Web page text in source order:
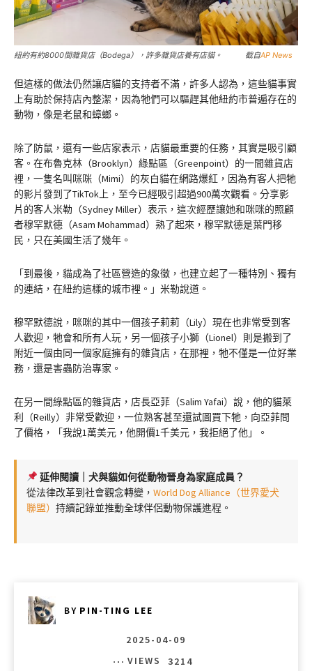
紐約有約8000間雜貨店（Bodega），許多雜貨店養有店貓。 截自AP News
但這樣的做法仍然讓店貓的支持者不滿，許多人認為，這些貓事實
上有助於保持店內整潔，因為牠們可以驅趕其他紐約市普遍存在的
動物，像是老鼠和蟑螂。
除了防鼠，還有一些店家表示，店貓最重要的任務，其實是吸引顧
客。在布魯克林（Brooklyn）綠點區（Greenpoint）的一間雜貨店
裡，一隻名叫咪咪（Mimi）的灰白貓在網路爆紅，因為有客人把牠
的影片發到了TikTok上，至今已經吸引超過900萬次觀看。分享影
片的客人米勒（Sydney Miller）表示，這次經歷讓她和咪咪的照顧
者穆罕默德（Asam Mohammad）熟了起來，穆罕默德是葉門移
民，只在美國生活了幾年。
「到最後，貓成為了社區營造的象徵，也建立起了一種特別、獨有
的連結，在紐約這樣的城市裡。」米勒說道。
穆罕默德說，咪咪的其中一個孩子莉莉（Lily）現在也非常受到客
人歡迎，牠會和所有人玩，另一個孩子小獅（Lionel）則是搬到了
附近一個由同一個家庭擁有的雜貨店，在那裡，牠不僅是一位好業
務，還是害蟲防治專家。
在另一間綠點區的雜貨店，店長亞菲（Salim Yafai）說，他的貓萊
利（Reilly）非常受歡迎，一位熟客甚至還試圖買下牠，向亞菲問
了價格，「我說1萬美元，他開價1千美元，我拒絕了他」。
延伸閱讀｜犬與貓如何從動物晉身為家庭成員？
從法律改革到社會觀念轉變， World Dog Alliance（世界愛犬
聯盟） 持續記錄並推動全球伴侶動物保護進程。
BY PIN-TING LEE
2025-04-09
VIEWS
3214